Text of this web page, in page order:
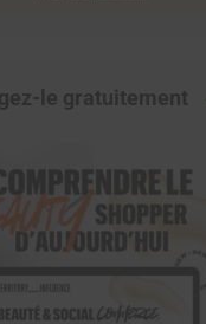
le gratuitement